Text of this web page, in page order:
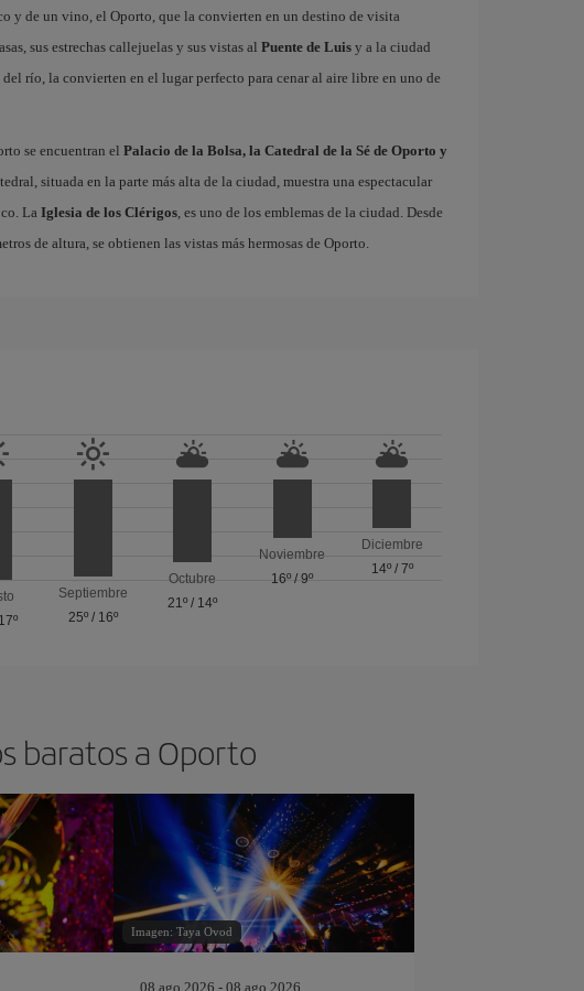
y de un vino, el Oporto, que la convierten en un destino de visita
sus estrechas callejuelas y sus vistas al Puente de Luisy a la ciudad
río, la convierten en el lugar perfecto para cenar al aire libre en uno de
se encuentran el Palacio de la Bolsa, la Catedral de la Sé de Oporto y
situada en la parte más alta de la ciudad, muestra una espectacular
La Iglesia de los Clérigos, es uno de los emblemas de la ciudad. Desde
de altura, se obtienen las vistas más hermosas de Oporto.
17º
Septiembre
25º/ 16º
Octubre
21º / 14º
Noviembre
16º /9º
Diciembre
14º/ 7º
baratos a Oporto
Imagen: Taya Ovod
08 ago 2026 - 08 ago 2026